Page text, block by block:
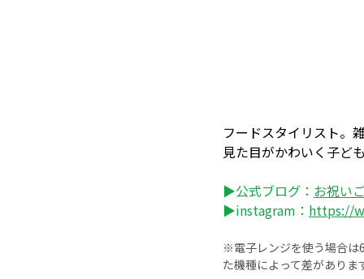
フードスタイリスト。
見た目がかわいく子ど
▶公式ブログ： お祝い
▶instagram： https://
※電子レンジを使う場合は
た機種によって差がありま